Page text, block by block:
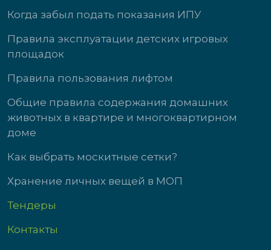
Когда забыл подать показания ИПУ
Правила эксплуатации детских игровых
площадок
Правила пользования лифтом
Общие правила содержания домашних
животных в квартире и многоквартирном
доме
Как выбрать москитные сетки?
Хранение личных вещей в МОП
Тендеры
Контакты